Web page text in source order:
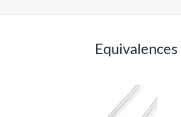
Equivalences